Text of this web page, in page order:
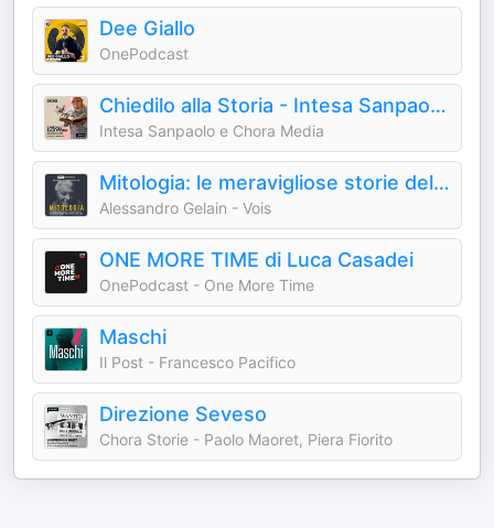
Dee Giallo
OnePodcast
Chiedilo alla Storia - Intesa Sanpaolo On Air
Intesa Sanpaolo e Chora Media
Mitologia: le meravigliose storie del mondo antico
Alessandro Gelain - Vois
ONE MORE TIME di Luca Casadei
OnePodcast - One More Time
Maschi
Il Post - Francesco Pacifico
Direzione Seveso
Chora Storie - Paolo Maoret, Piera Fiorito